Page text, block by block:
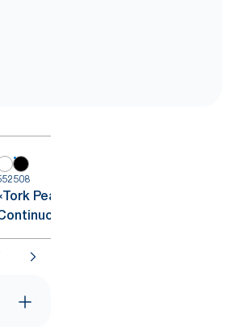
PeakServe®
papīra dvieļu